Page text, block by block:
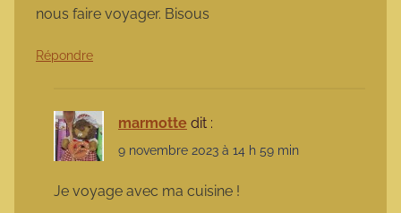
nous faire voyager. Bisous
Répondre
marmotte dit :
9 novembre 2023 à 14 h 59 min
Je voyage avec ma cuisine !